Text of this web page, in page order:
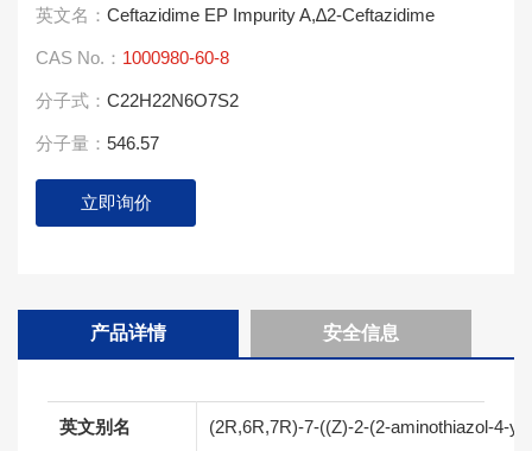
英文名： Ceftazidime EP Impurity A,∆2-Ceftazidime
CAS No.： 1000980-60-8
分子式： C22H22N6O7S2
分子量： 546.57
立即询价
产品详情 安全信息
英文别名 (2R,6R,7R)-7-((Z)-2-(2-aminothiazol-4-